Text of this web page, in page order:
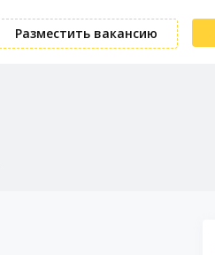
Разместить вакансию